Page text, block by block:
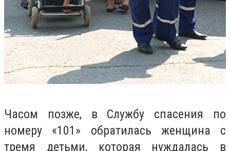
Часом позже, в Службу спасения по
номеру «101» обратилась женщина с
тремя детьми, которая нуждалась в